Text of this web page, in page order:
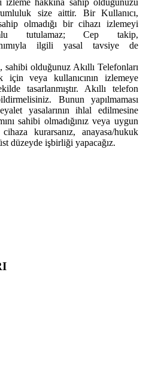
size aittir. Bir Kullanıcı,
olmadığı bir cihazı izlemeyi
tutulamaz; Cep takip,
ilgili yasal tavsiye de
sahibi olduğunuz Akıllı Telefonları
için veya kullanıcının izlemeye
tasarlanmıştır. Akıllı telefon
Bunun yapılmaması
yasalarının ihlal edilmesine
sahibi olmadığınız veya uygun
kurarsanız, anayasa/hukuk
düzeyde işbirliği yapacağız.